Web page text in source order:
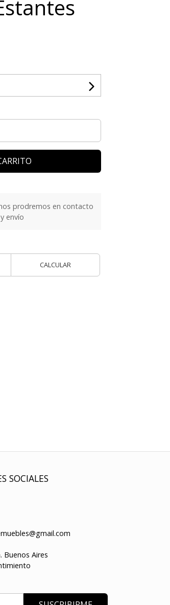
prodremos en contacto
envío
CALCULAR
SOCIALES
Buenos Aires